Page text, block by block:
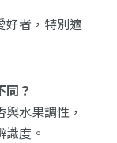
好者，特別適
？
水果調性，
度。